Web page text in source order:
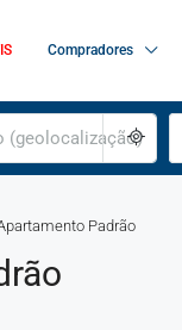
Compradores
Padrão